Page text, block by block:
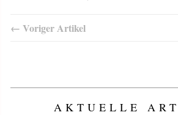
← Voriger Artikel
AKTUELLE